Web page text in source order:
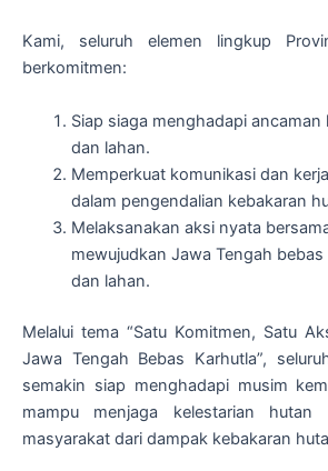
Kami, seluruh elemen lingkup
berkomitmen:
Siap siaga menghadapi ancaman
dan lahan.
Memperkuat komunikasi dan
dalam pengendalian kebakaran
Melaksanakan aksi nyata
mewujudkan Jawa Tengah
dan lahan.
Melalui tema “Satu Komitmen, Satu
Jawa Tengah Bebas Karhutla”,
semakin siap menghadapi musim
mampu menjaga kelestarian hutan
masyarakat dari dampak kebakaran